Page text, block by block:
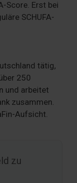
Score. Erst bei
SCHUFA-
tätig,
250
und arbeitet
zusammen.
Aufsicht.
zu